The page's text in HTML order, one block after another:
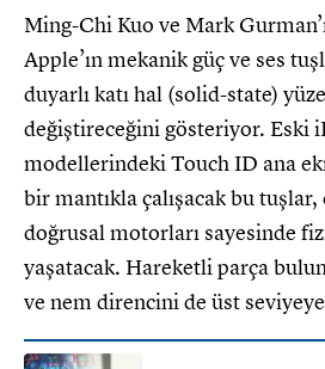
Ming-Chi Kuo ve Mark
Apple’ın mekanik güç ve ses
duyarlı katı hal (solid-state)
değiştireceğini gösteriyor. Eski
modellerindeki Touch ID ana
bir mantıkla çalışacak bu
doğrusal motorları sayesinde
yaşatacak. Hareketli parça
ve nem direncini de üst seviyeye